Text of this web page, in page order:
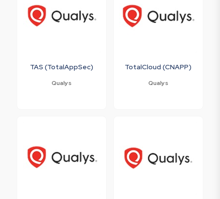
TAS (TotalAppSec)
Qualys
TotalCloud (CNAPP)
Qualys